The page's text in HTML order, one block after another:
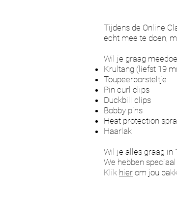
Tijdens de Online
echt mee te doen,
Wil je graag
Krultang (liefst 19
Toupeerborsteltje
Pin curl clips
Duckbill clips
Bobby pins
Heat protection
Haarlak
Wil je alles graag in
We hebben
Klik hier om jou